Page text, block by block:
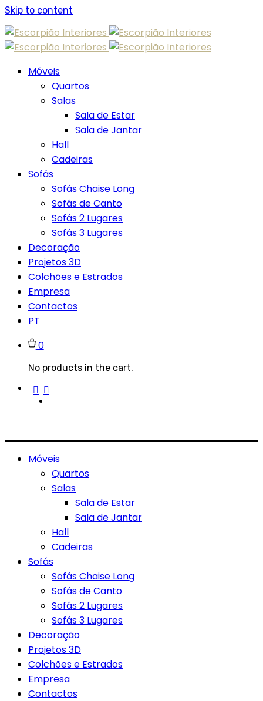
Skip to content
Móveis
Quartos
Salas
Sala de Estar
Sala de Jantar
Hall
Cadeiras
Sofás
Sofás Chaise Long
Sofás de Canto
Sofás 2 Lugares
Sofás 3 Lugares
Decoração
Projetos 3D
Colchões e Estrados
Empresa
Contactos
PT
0
No products in the cart.
Móveis
Quartos
Salas
Sala de Estar
Sala de Jantar
Hall
Cadeiras
Sofás
Sofás Chaise Long
Sofás de Canto
Sofás 2 Lugares
Sofás 3 Lugares
Decoração
Projetos 3D
Colchões e Estrados
Empresa
Contactos